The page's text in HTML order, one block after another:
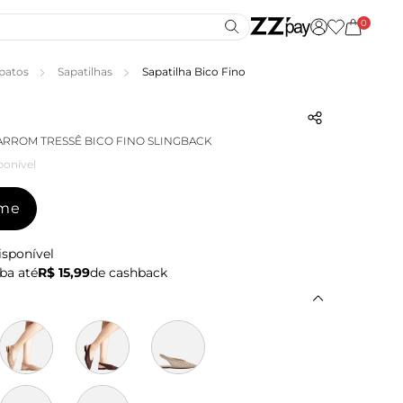
0
Sapatilhas Sapatilha Bico Fino
TRESSÊ BICO FINO SLINGBACK
atéR$ 15,99de cashback